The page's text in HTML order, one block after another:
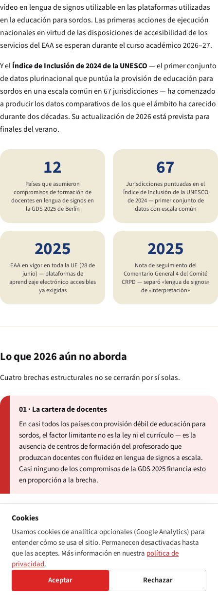
vídeo en lengua de signos utilizable en las plataformas utilizadas
en la educación para sordos. Las primeras acciones de ejecución
nacionales en virtud de las disposiciones de accesibilidad de los
servicios del EAA se esperan durante el curso académico 2026–27.
Y elÍndice de Inclusión de 2024 de la UNESCO— el primer conjunto
de datos plurinacional que puntúa la provisión de educación para
sordos en una escala común en 67 jurisdicciones — ha comenzado
a producir los datos comparativos de los que el ámbito ha carecido
durante dos décadas. Su actualización de 2026 está prevista para
finales del verano.
12
Países que asumieron
compromisos de formación de
docentes en lengua de signos en
la GDS 2025 de Berlín
67
Jurisdicciones puntuadas en el
Índice de Inclusión de la UNESCO
de 2024 — primer conjunto de
datos con escala común
2025
EAA en vigor en toda la UE (28 de
junio) — plataformas de
aprendizaje electrónico accesibles
ya exigidas
2025
Nota de seguimiento del
Comentario General 4 del Comité
CRPD — separó «lengua de signos»
de «interpretación»
Lo que 2026 aún no aborda
Cuatro brechas estructurales no se cerrarán por sí solas.
01 · La cartera de docentes
En casi todos los países con provisión débil de educación para
sordos, el factor limitante no es la ley ni el currículo — es la
ausencia de centros de formación del profesorado que
produzcan docentes con fluidez en lengua de signos a escala.
Casi ninguno de los compromisos de la GDS 2025 financia esto
en proporción a la brecha.
02 · La ventana de intervención temprana de 0 a 3 años
La exposición a la lengua de signos en los tres primeros años
de vida es el predictor más sólido de los resultados lingüísticos
a lo largo de la vida para los niños sordos. Los programas
públicos de intervención temprana que realmente
proporcionan esto — en lugar de derivar a las familias a
terapia del habla privada — están concentrados en menos de
Cookies
Usamos cookies de analítica opcionales (Google Analytics) para
entender cómo se usa el sitio. Permanecen desactivadas hasta
que las aceptes. Más información en nuestra política de
privacidad.
Aceptar
Rechazar